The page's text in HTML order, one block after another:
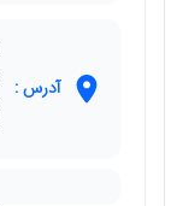
آدرس :